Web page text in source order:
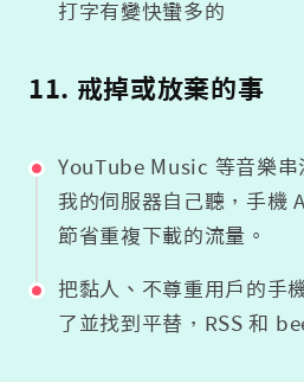
打字有變快蠻多的
11. 戒掉或放棄的事
YouTube Music 等音樂串
我的伺服器自己聽，手機
節省重複下載的流量。
把黏人、不尊重用戶的手
了並找到平替，RSS 和